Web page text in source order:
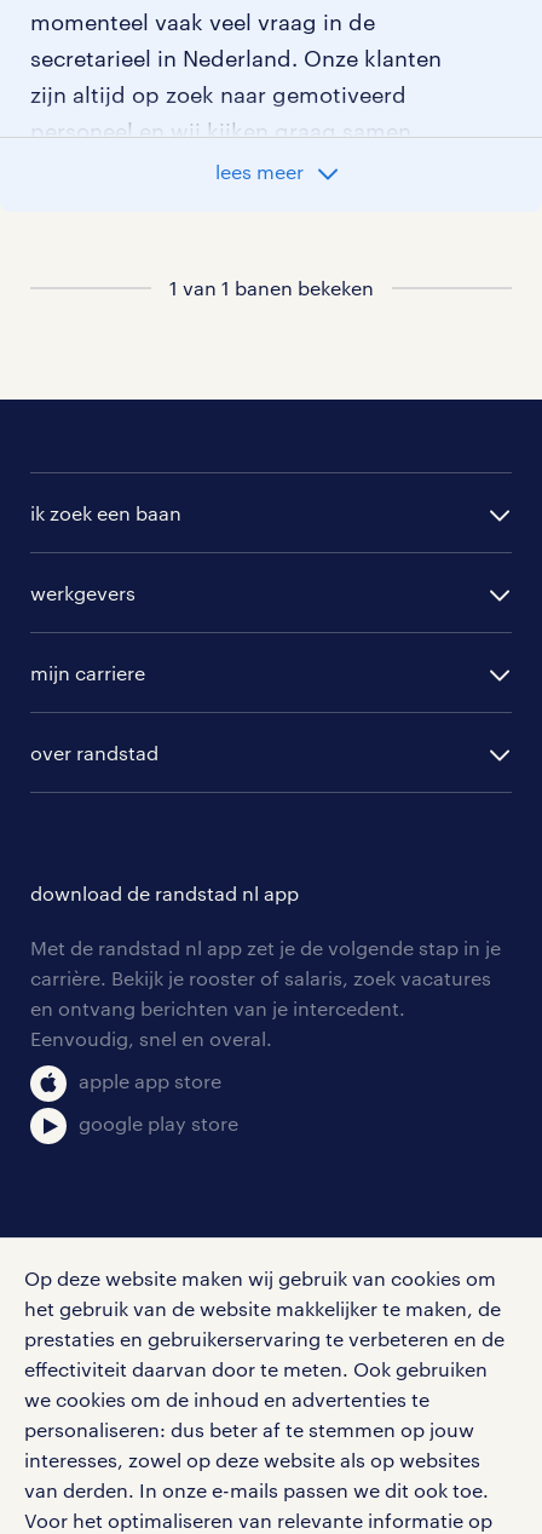
Op deze website maken wij gebruik van cookies om
het gebruik van de website makkelijker te maken, de
prestaties en gebruikerservaring te verbeteren en de
effectiviteit daarvan door te meten. Ook gebruiken
we cookies om de inhoud en advertenties te
personaliseren: dus beter af te stemmen op jouw
interesses, zowel op deze website als op websites
van derden. In onze e-mails passen we dit ook toe.
Voor het optimaliseren van relevante informatie op
momenteel vaak veel vraag in de
secretarieel in Nederland. Onze klanten
zijn altijd op zoek naar gemotiveerd
personeel en wij kijken graag samen
met je naar de organisatie die het beste
lees meer
1 van 1 banen bekeken
ik zoek een baan
randstad professional
randstad digital
werkgevers
hr-diensten
branches
tarieven
personeel gezocht
aanmelden nieuwsbrief
mijn carriere
solliciteren
blogs en artikelen
salarischecker
bruto-netto calculator
over randstad
onze vestigingen
pers
klachten en misstanden
download de randstad nl app
Met de randstad nl app zet je de volgende stap in je
carrière. Bekijk je rooster of salaris, zoek vacatures
en ontvang berichten van je intercedent.
Eenvoudig, snel en overal.
apple app store
google play store
Volg ons voor de leukste content omtrent
vacatures, solliciteren en inspiratie.
werken bij randstad
gebruikersvoorwaarden